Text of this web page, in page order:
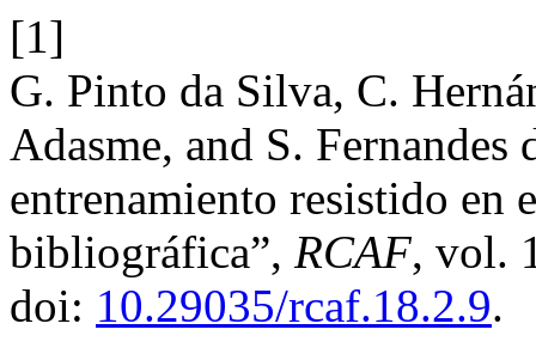
[1]
G. Pinto da Silva, C.
Adasme, and S.
entrenamiento resistido
bibliográfica”, RCAF, vol.
doi: 10.29035/rcaf.18.2.9.